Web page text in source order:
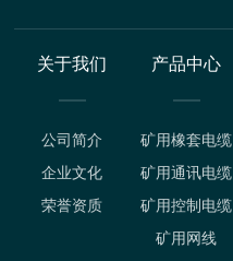
关于我们
公司简介
企业文化
荣誉资质
产品中心
矿用橡套电缆
矿用通讯电缆
矿用控制电缆
矿用网线